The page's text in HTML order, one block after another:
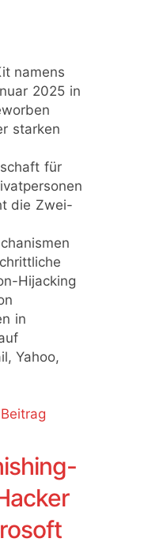
namens
2025 in
starken
für
die Zwei-
Hijacking
in
Yahoo,